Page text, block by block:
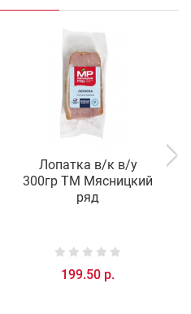
Лопатка в/к в/у
300гр ТМ Мясницкий
ряд
199.50 р.